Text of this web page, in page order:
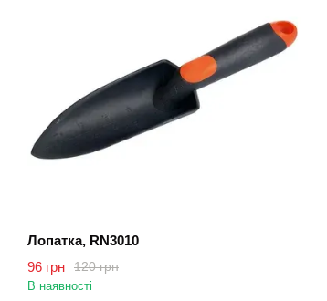
Лопатка, RN3010
120 грн
96 грн
В наявності